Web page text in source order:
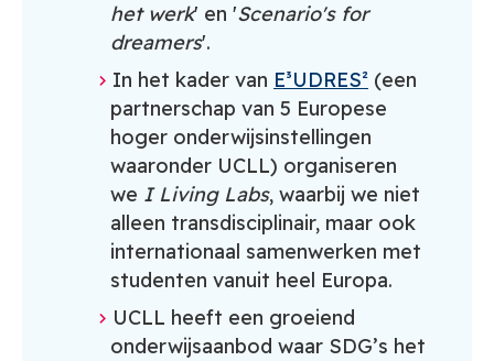
het werk' en 'Scenario's for
dreamers'.
In het kader van E³UDRES² (een
partnerschap van 5 Europese
hoger onderwijsinstellingen
waaronder UCLL) organiseren
we I Living Labs, waarbij we niet
alleen transdisciplinair, maar ook
internationaal samenwerken met
studenten vanuit heel Europa.
UCLL heeft een groeiend
onderwijsaanbod waar SDG’s het